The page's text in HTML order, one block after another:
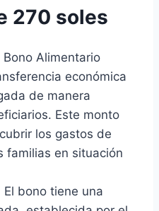
270 soles
Alimentario
económica
de manera
Este monto
los gastos de
familias en situación
bono tiene una